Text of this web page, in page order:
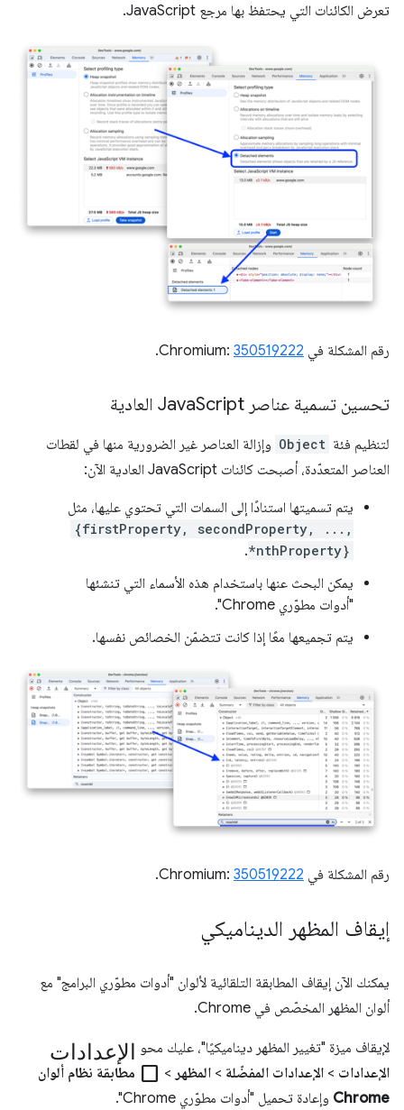
تعرض الكائنات التي يحتفظ بها مرجع JavaScript.
رقم المشكلة في Chromium: 350519222
.
تحسين تسمية عناصر Java Script العادية
لتنظيم فئة Object وإزالة العناصر غير الضرورية منها في لقطات
العناصر المتعدّدة، أصبحت كائنات JavaScript العادية الآن:
يتم تسميتها استنادًا إلى السمات التي تحتوي عليها، مثل
{firstProperty, secondProperty, ...,
*nthProperty}
.
يمكن البحث عنها باستخدام هذه الأسماء التي تنشئها
"أدوات مطوّري Chrome".
يتم تجميعها معًا إذا كانت تتضمّن الخصائص نفسها.
رقم المشكلة في Chromium: 350519222
.
إيقاف المظهر الديناميكي
يمكنك الآن إيقاف المطابقة التلقائية لألوان "أدوات مطوّري البرامج" مع
ألوان المظهر المخصّص في Chrome.
لإيقاف ميزة "تغيير المظهر ديناميكيًا"، عليك محو الإعدادات
الإعدادات > الإعدادات المفضّلة > المظهر >
check_box_outline_blank مطابقة نظام ألوان
Chrome وإعادة تحميل "أدوات مطوّري Chrome".